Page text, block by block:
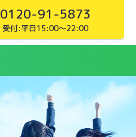
0120-91-5873
受付:平日15:00～22:00